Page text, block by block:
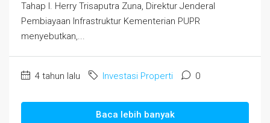
Tahap I. Herry Trisaputra Zuna, Direktur Jenderal
Pembiayaan Infrastruktur Kementerian PUPR
menyebutkan,...
4 tahun lalu Investasi Properti 0
Baca lebih banyak